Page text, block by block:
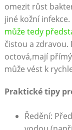
omezit růst
jiné kožní infekce.
může tedy
čistou a zdravou.
octová,mají
může vést k
Praktické tipy
Ředění: